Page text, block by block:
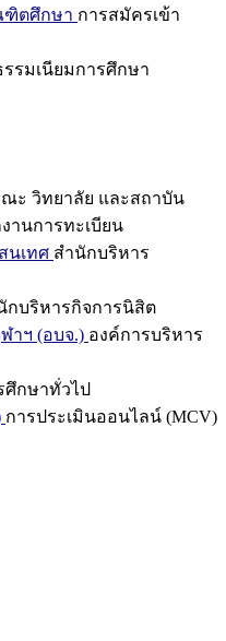
ฑิตศึกษา การสมัครเข้า
รรมเนียมการศึกษา
ะ วิทยาลัย และสถาบัน
านการทะเบียน
นเทศ สำนักบริหาร
กบริหารกิจการนิสิต
าฯ (อบจ.) องค์การบริหาร
ศึกษาทั่วไป
การประเมินออนไลน์ (MCV)